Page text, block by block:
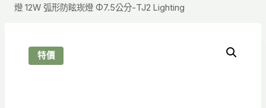
燈 12W 弧形防眩崁燈 Φ7.5公分-TJ2 Lighting
特價